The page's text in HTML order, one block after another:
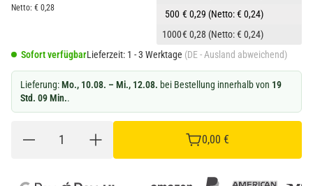
Netto: € 0,28
500 € 0,29 (Netto: € 0,24)
1000€ 0,28 (Netto: € 0,24)
Sofort verfügbarLieferzeit: 1 - 3 Werktage (DE - Ausland abweichend)
Lieferung:Mo., 10.08. – Mi., 12.08. bei Bestellung innerhalb von 19
Std. 09 Min..
0,00 €